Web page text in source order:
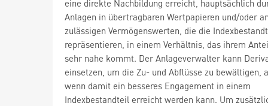
eine direkte Nachbildung erreicht, hauptsächlich
Anlagen in übertragbaren Wertpapieren und/oder
zulässigen Vermögenswerten, die die
repräsentieren, in einem Verhältnis, das ihrem
sehr nahe kommt. Der Anlageverwalter kann
einsetzen, um die Zu- und Abflüsse zu bewältigen,
wenn damit ein besseres Engagement in einem
Indexbestandteil erreicht werden kann. Um